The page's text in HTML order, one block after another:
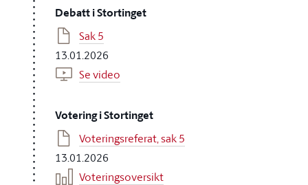
Debatt i Stortinget
Sak 5
13.01.2026
Se video
Votering i Stortinget
Voteringsreferat, sak 5
13.01.2026
Voteringsoversikt